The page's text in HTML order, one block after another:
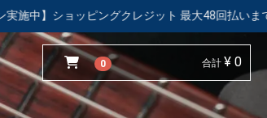
ピングクレジット 最大48回払いまで金利手数料
0 合計 ¥ 0